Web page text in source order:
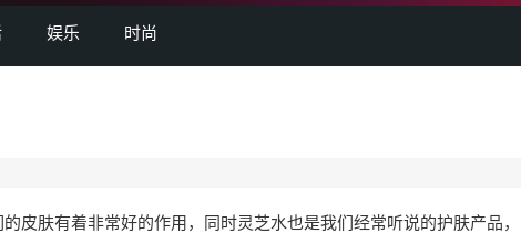
娱乐 时尚
肤有着非常好的作用，同时灵芝水也是我们经常听说的护肤产品，